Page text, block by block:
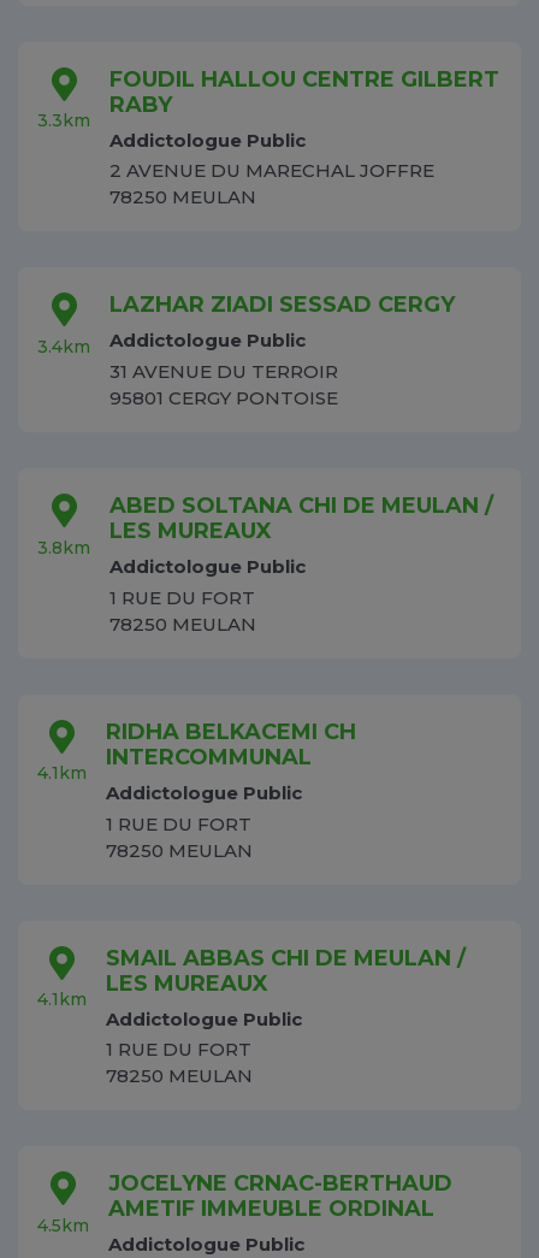
3.3km
FOUDIL HALLOU CENTRE GILBERT
RABY
Addictologue Public
2 AVENUE DU MARECHAL JOFFRE
78250 MEULAN
3.4km
LAZHAR ZIADI SESSAD CERGY
Addictologue Public
31 AVENUE DU TERROIR
95801 CERGY PONTOISE
3.8km
ABED SOLTANA CHI DE MEULAN /
LES MUREAUX
Addictologue Public
1 RUE DU FORT
78250 MEULAN
4.1km
RIDHA BELKACEMI CH
INTERCOMMUNAL
Addictologue Public
1 RUE DU FORT
78250 MEULAN
4.1km
SMAIL ABBAS CHI DE MEULAN /
LES MUREAUX
Addictologue Public
1 RUE DU FORT
78250 MEULAN
4.5km
JOCELYNE CRNAC-BERTHAUD
AMETIF IMMEUBLE ORDINAL
Addictologue Public